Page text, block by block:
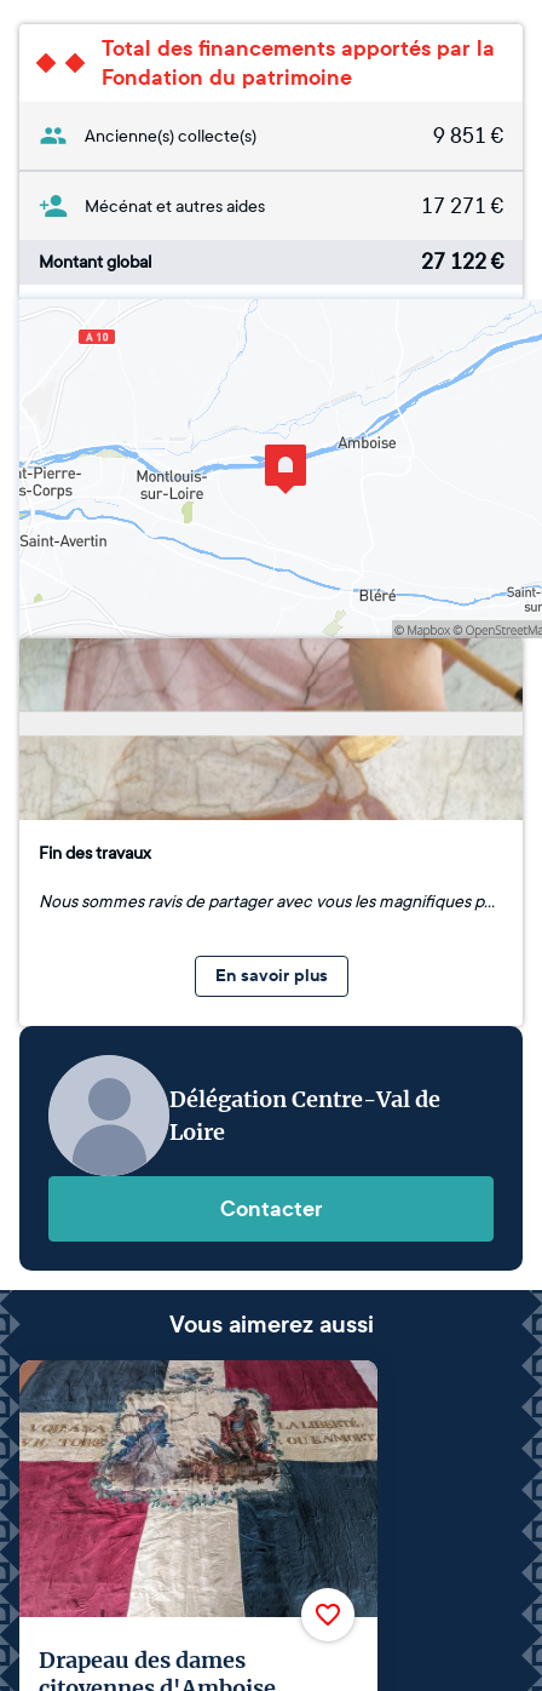
Total des financements apportés par la
Fondation du patrimoine
Ancienne(s) collecte(s) 9 851 €
Mécénat et autres aides 17 271 €
Montant global 27 122€
Fin des travaux
Nous sommes ravis de partager avec vous les magnifiques photos de la restauration des peintures murales du chœur de l'église Saint-Étienne. Ce projet, essentiel pour la préservation de notre patrimoine, touche enfin à sa fin, redonnant tout son éclat à cet édifice historique.
En savoir plus
Délégation Centre-Val de
Loire
Contacter
Vous aimerez aussi
Drapeau des dames